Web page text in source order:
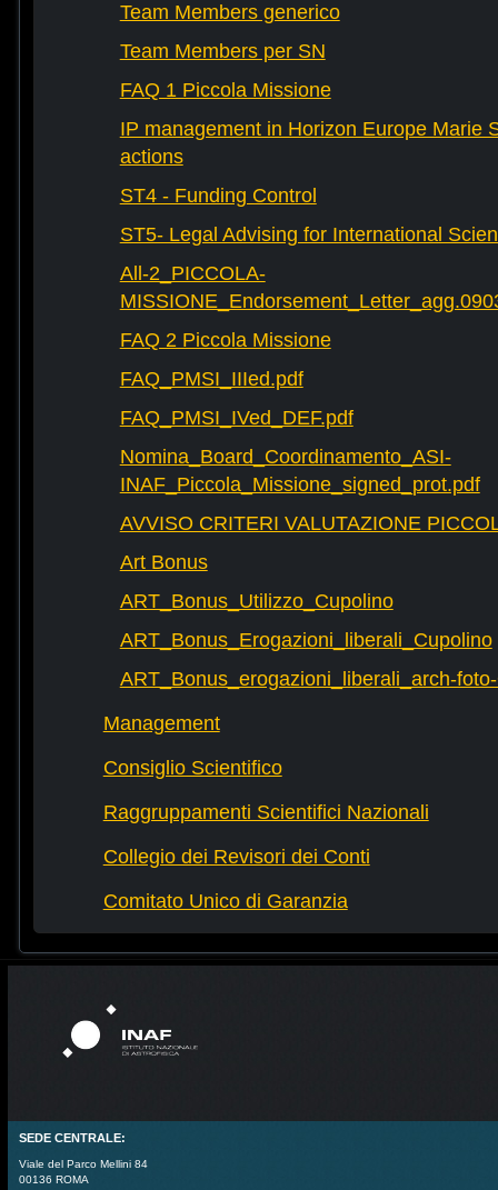
Team Members generico
Team Members per SN
FAQ 1 Piccola Missione
IP management in Horizon Europe Marie
actions
ST4 - Funding Control
ST5- Legal Advising for International
All-2_PICCOLA-
FAQ 2 Piccola Missione
FAQ_PMSI_IIIed.pdf
FAQ_PMSI_IVed_DEF.pdf
Nomina_Board_Coordinamento_ASI-
INAF_Piccola_Missione_signed_prot.pdf
AVVISO CRITERI VALUTAZIONE
Art Bonus
ART_Bonus_Utilizzo_Cupolino
ART_Bonus_Erogazioni_liberali_Cupolino
ART_Bonus_erogazioni_liberali_arch-
Management
Consiglio Scientifico
Raggruppamenti Scientifici Nazionali
Collegio dei Revisori dei Conti
Comitato Unico di Garanzia
SEDE CENTRALE:
Viale del Parco Mellini 84
00136 ROMA